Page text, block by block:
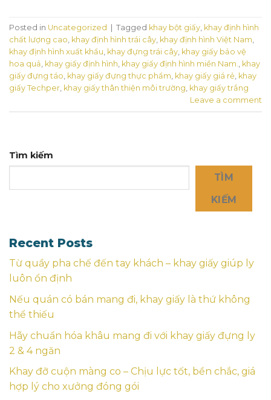
Posted in Uncategorized Tagged khay bột giấy khay định hình
chất lượng cao khay định hình trái cây khay định hình Việt Nam
khay định hình xuất khẩu khay đựng trái cây khay giấy bảo vệ
hoa quả khay giấy định hình khay giấy định hình miền Nam.
khay
giấy đựng táo khay giấy đựng thực phẩm khay giấy giá rẻ khay
giấy Techper khay giấy thân thiện môi trường khay giấy trắng
Leave a comment
Tìm kiếm
TÌM
KIẾM
Recent Posts
Từ quầy pha chế đến tay khách – khay giấy giúp ly
luôn ổn định
Nếu quán có bán mang đi, khay giấy là thứ không
thể thiếu
Hãy chuẩn hóa khâu mang đi với khay giấy đựng ly
2 & 4 ngăn
Khay đỡ cuộn màng co – Chịu lực tốt, bền chắc, giá
hợp lý cho xưởng đóng gói